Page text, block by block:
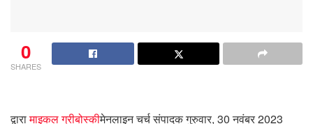
0
SHARES
द्वारामाइकल ग्रीबोस्कीमेनलाइन चर्च संपादकगुरुवार, 30 नवंबर 2023